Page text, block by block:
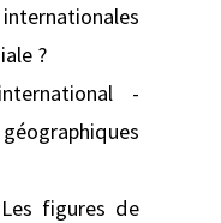
?
-
figures de